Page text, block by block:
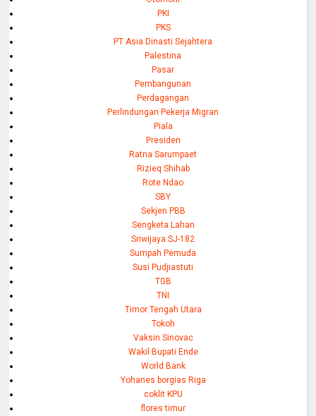
PKI
PKS
PT Asia Dinasti Sejahtera
Palestina
Pasar
Pembangunan
Perdagangan
Perlindungan Pekerja Migran
Piala
Presiden
Ratna Sarumpaet
Rizieq Shihab
Rote Ndao
SBY
Sekjen PBB
Sengketa Lahan
Sriwijaya SJ-182
Sumpah Pemuda
Susi Pudjiastuti
TGB
TNI
Timor Tengah Utara
Tokoh
Vaksin Sinovac
Wakil Bupati Ende
World Bank
Yohanes borgias Riga
coklit KPU
flores timur